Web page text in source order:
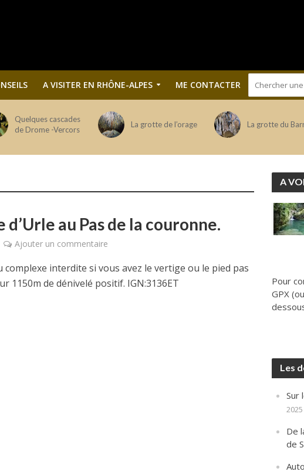
A VISITER EN RHÔNE-ALPES ME CONTACTER
Quelques cascades
de Drome -Vercors
La grotte de l’orage La grotte du
d’Urle au Pas de la couronne.
Ajouter un commentaire
complexe interdite si vous avez le vertige ou le pied pas
1150m de dénivelé positif. IGN:3136ET
A
Pour
GPX
Les
Sur
2025
De
de